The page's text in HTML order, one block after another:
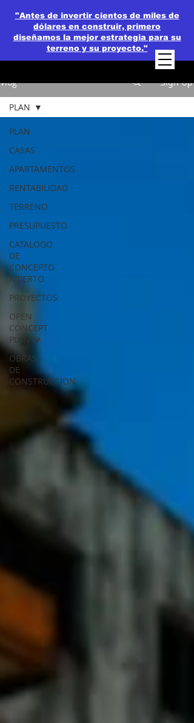
"Antes de invertir cientos de miles de
dólares en construir, primero
diseñamos la mejor estrategia para su
terreno y su proyecto."
Vlog Sign Up
PLAN
CASAS
APARTAMENTOS
RENTABILIDAD
TERRENO
PRESUPUESTO
CATALOGO
DE
CONCEPTO
ABIERTO
PROYECTOS
OPEN
CONCEPT
PLAN 💎
OBRAS
DE
CONSTRUCCION
PLAN